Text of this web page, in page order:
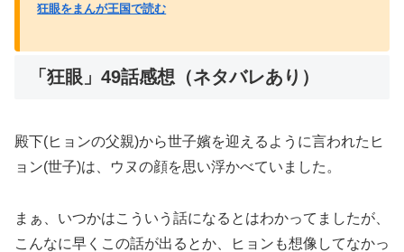
狂眼をまんが王国で読む
「狂眼」49話感想（ネタバレあり）
殿下(ヒョンの父親)から世子嬪を迎えるように言われたヒ
ョン(世子)は、ウヌの顔を思い浮かべていました。
まぁ、いつかはこういう話になるとはわかってましたが、
こんなに早くこの話が出るとか、ヒョンも想像してなかっ